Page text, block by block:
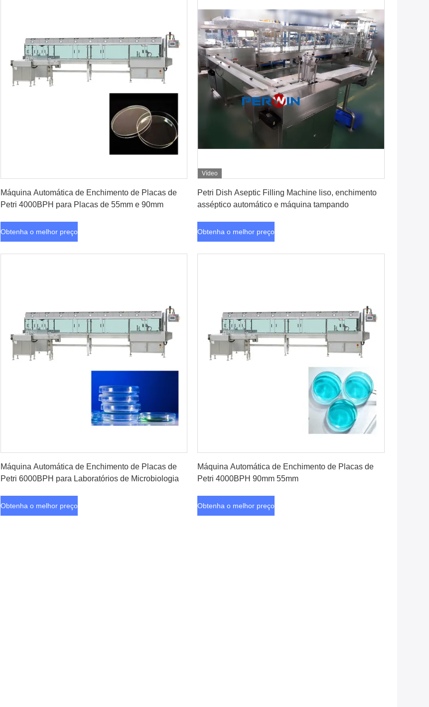
Máquina Automática de Enchimento de Placas de
Petri 4000BPH para Placas de 55mm e 90mm
Obtenha o melhor preço
Vídeo
Petri Dish Aseptic Filling Machine liso, enchimento
asséptico automático e máquina tampando
Obtenha o melhor preço
Máquina Automática de Enchimento de Placas de
Petri 6000BPH para Laboratórios de Microbiologia
Obtenha o melhor preço
Máquina Automática de Enchimento de Placas de
Petri 4000BPH 90mm 55mm
Obtenha o melhor preço